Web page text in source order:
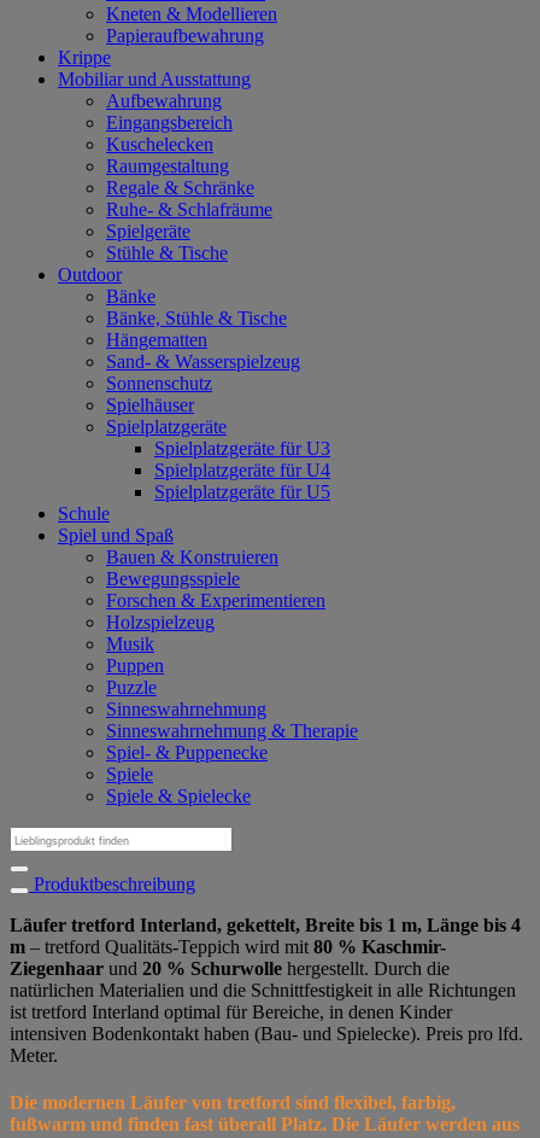
Kneten & Modellieren
Papieraufbewahrung
Krippe
Mobiliar und Ausstattung
Aufbewahrung
Eingangsbereich
Kuschelecken
Raumgestaltung
Regale & Schränke
Ruhe- & Schlafräume
Spielgeräte
Stühle & Tische
Outdoor
Bänke
Bänke, Stühle & Tische
Hängematten
Sand- & Wasserspielzeug
Sonnenschutz
Spielhäuser
Spielplatzgeräte
Spielplatzgeräte für U3
Spielplatzgeräte für U4
Spielplatzgeräte für U5
Schule
Spiel und Spaß
Bauen & Konstruieren
Bewegungsspiele
Forschen & Experimentieren
Holzspielzeug
Musik
Puppen
Puzzle
Sinneswahrnehmung
Sinneswahrnehmung & Therapie
Spiel- & Puppenecke
Spiele
Spiele & Spielecke
Suchen
nach:
Produktbeschreibung
Läufer tretford Interland, gekettelt, Breite bis 1 m, Länge bis 4
m – tretford Qualitäts-Teppich wird mit 80 % Kaschmir-
Ziegenhaar und 20 % Schurwolle hergestellt. Durch die
natürlichen Materialien und die Schnittfestigkeit in alle Richtungen
ist tretford Interland optimal für Bereiche, in denen Kinder
intensiven Bodenkontakt haben (Bau- und Spielecke). Preis pro lfd.
Meter.
Die modernen Läufer von tretford sind flexibel, farbig,
fußwarm und finden fast überall Platz. Die Läufer werden aus